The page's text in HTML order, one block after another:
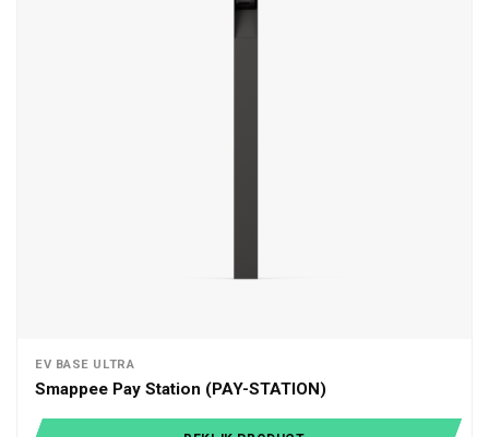
EV BASE ULTRA
Smappee Pay Station (PAY-STATION)